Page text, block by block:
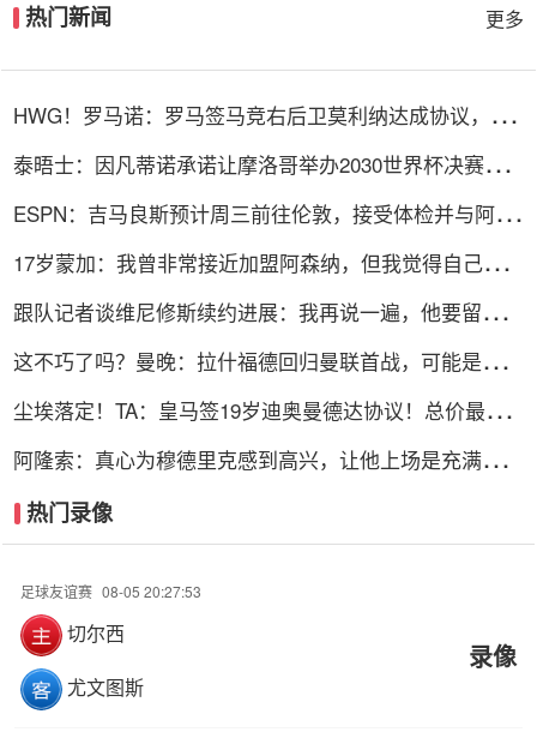
热门新闻 更多
HWG！罗马诺：罗马签马竞右后卫莫利纳达成协议，总
泰晤士：因凡蒂诺承诺让摩洛哥举办2030世界杯决赛，
ESPN：吉马良斯预计周三前往伦敦，接受体检并与阿森
17岁蒙加：我曾非常接近加盟阿森纳，但我觉得自己更适
跟队记者谈维尼修斯续约进展：我再说一遍，他要留下
这不巧了吗？曼晚：拉什福德回归曼联首战，可能是对阿
尘埃落定！TA：皇马签19岁迪奥曼德达协议！总价最高
阿隆索：真心为穆德里克感到高兴，让他上场是充满情感
热门录像
足球友谊赛 08-05 20:27:53
切尔西
尤文图斯
录像